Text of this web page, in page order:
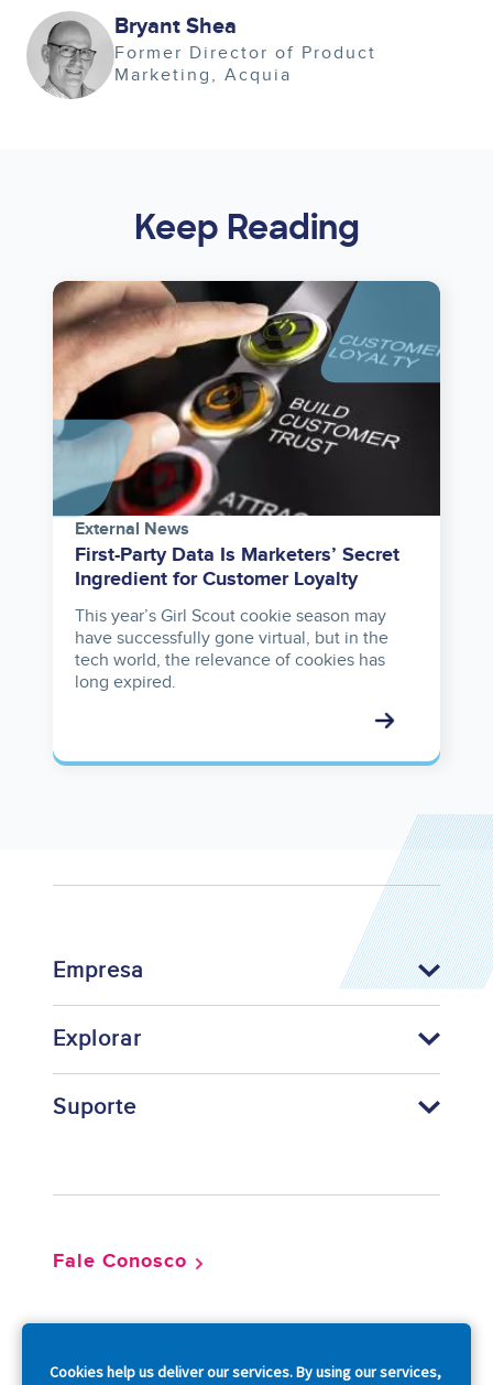
Cookies help us deliver our services. By using our services,
Image Bryant Shea
Former Director of Product
Marketing
Acquia
Keep Reading
Image
External News
First-Party Data Is Marketers’ Secret
Ingredient for Customer Loyalty
This year’s Girl Scout cookie season may
have successfully gone virtual, but in the
tech world, the relevance of cookies has
long expired.
Empresa
Explorar
Suporte
Fale Conosco